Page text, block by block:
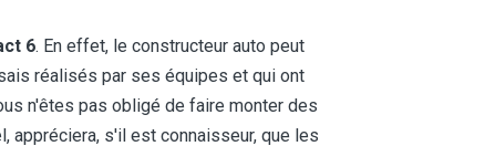
6. En effet, le constructeur auto peut
réalisés par ses équipes et qui ont
n'êtes pas obligé de faire monter des
appréciera, s'il est connaisseur, que les